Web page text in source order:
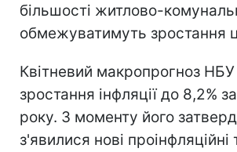
більшості житлово-
обмежуватимуть зростання
Квітневий макропрогноз
зростання інфляції до 8,2%
року. З моменту його
з'явилися нові проінфляційні